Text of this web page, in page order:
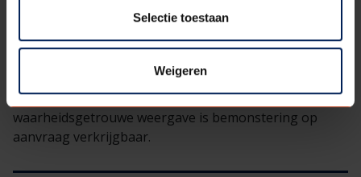
Selectie toestaan
Weigeren
* Let op: genoemde NCS/RAL kleuren zijn bij
speciale matgradaties is het benoemen van een exact
kleurnummer niet mogelijk. Voor een
waarheidsgetrouwe weergave is bemonstering op
aanvraag verkrijgbaar.